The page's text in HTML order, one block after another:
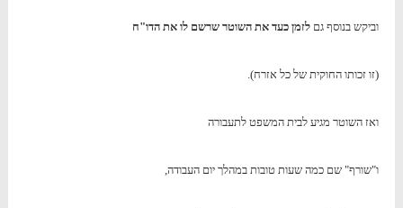
וביקש בנוסף גםלזמן כעד את השוטר שרשם לו את הדו"ח
(זו זכותו החוקית של כל אזרח).
ואז השוטר מגיע לבית המשפט לתעבורה
ו"שורף" שם כמה שעות טובות במהלך יום העבודה,